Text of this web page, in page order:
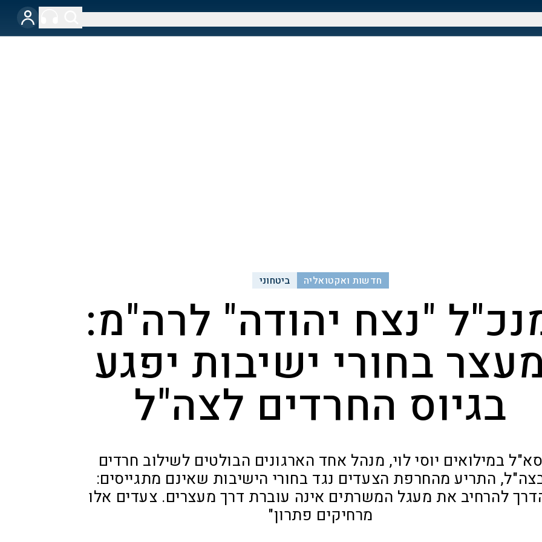
חדשות ואקטואליה ביטחוני
"נצח יהודה" לרה"מ:
מעצר בחורי ישיבות יפגע
בגיוס החרדים לצה"ל
סא"ל במילואים יוסי לוי, מנהל אחד הארגונים הבולטים לשילוב חרדים
התריע מהחרפת הצעדים נגד בחורי הישיבות שאינם מתגייסים:
להרחיב את מעגל המשרתים אינה עוברת דרך מעצרים. צעדים אלו
מרחיקים פתרון"